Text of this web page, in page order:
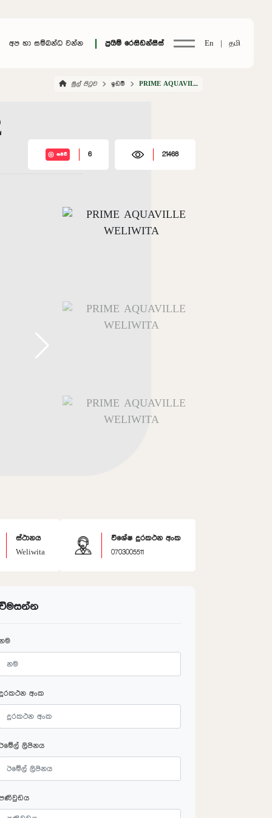
අප හා සම්බන්ධ වන්න ප්‍රයිම් රෙසිඩන්සීස් En | தமி
මුල් පිටුව ඉඩම් PRIME AQUAVILLE WELIWITA
සජීවී 6 21468
ස්ථානය
Weliwita
විශේෂ දුරකථන අංක
0703005511
අංක
ලිපිනය